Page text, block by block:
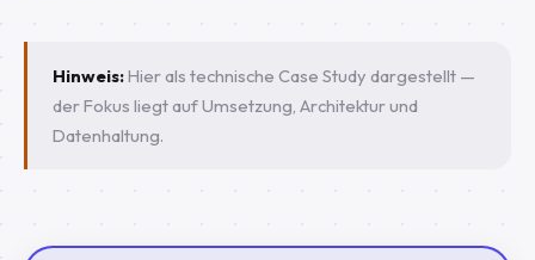
Hinweis:Hier als technische Case Study dargestellt —
der Fokus liegt auf Umsetzung, Architektur und
Datenhaltung.